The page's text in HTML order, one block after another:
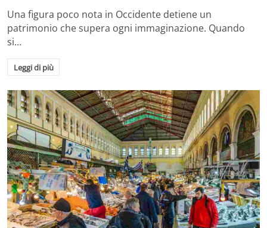
Una figura poco nota in Occidente detiene un
patrimonio che supera ogni immaginazione. Quando
si…
Leggi di più